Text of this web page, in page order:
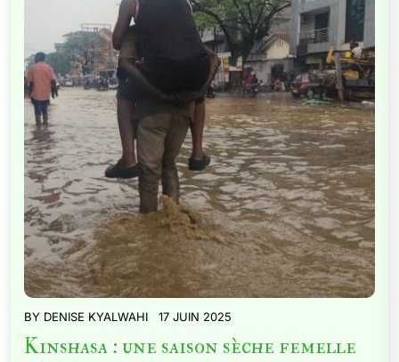
BY DENISE KYALWAHI 17 JUIN 2025
Kinshasa : une saison sèche femelle